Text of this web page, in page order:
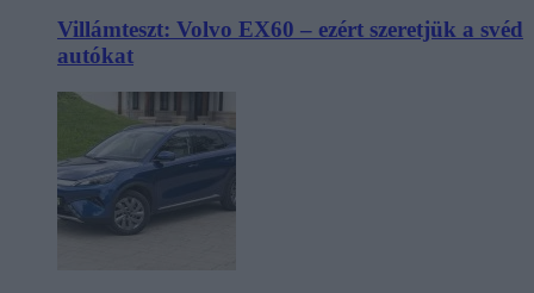
Villámteszt: Volvo EX60 – ezért szeretjük a svéd
autókat